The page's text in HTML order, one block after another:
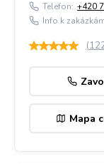
Telefon: +420
Info k
(
Mapa